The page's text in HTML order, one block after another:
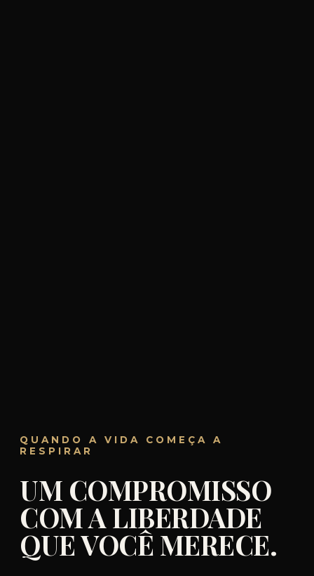
QUANDO A VIDA COMEÇA A
RESPIRAR
UM COMPROMISSO
COM A LIBERDADE
QUE VOCÊ MERECE.